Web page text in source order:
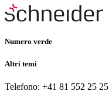
Numero verde
Altri temi
Telefono: +41 81 552 25 25